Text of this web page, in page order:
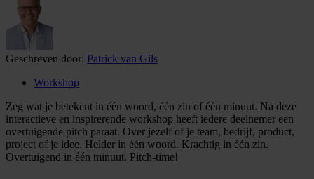
Geschreven door: Patrick van Gils
Workshop
Zeg wat je betekent in één woord, één zin of één minuut. Na deze
interactieve en inspirerende workshop heeft iedere deelnemer een
overtuigende pitch paraat. Over jezelf of je team, bedrijf, product,
project of je idee. Helder in één woord. Krachtig in één zin.
Overtuigend in één minuut. Pitch-time!